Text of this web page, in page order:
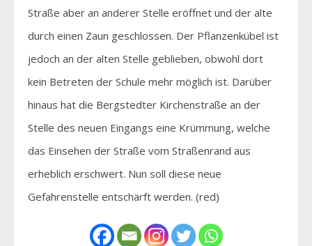
Straße aber an anderer Stelle eröffnet und der alte
durch einen Zaun geschlossen. Der Pflanzenkübel ist
jedoch an der alten Stelle geblieben, obwohl dort
kein Betreten der Schule mehr möglich ist. Darüber
hinaus hat die Bergstedter Kirchenstraße an der
Stelle des neuen Eingangs eine Krümmung, welche
das Einsehen der Straße vom Straßenrand aus
erheblich erschwert. Nun soll diese neue
Gefahrenstelle entschärft werden. (red)